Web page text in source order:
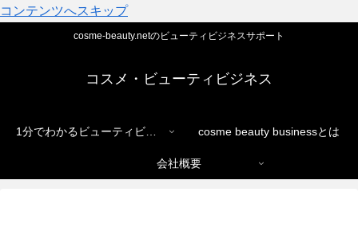
コンテンツへスキップ
cosme-beauty.netのビューティビジネスサポート
コスメ・ビューティビジネス
1分でわかるビューティビジネス cosme beauty businessとは
会社概要